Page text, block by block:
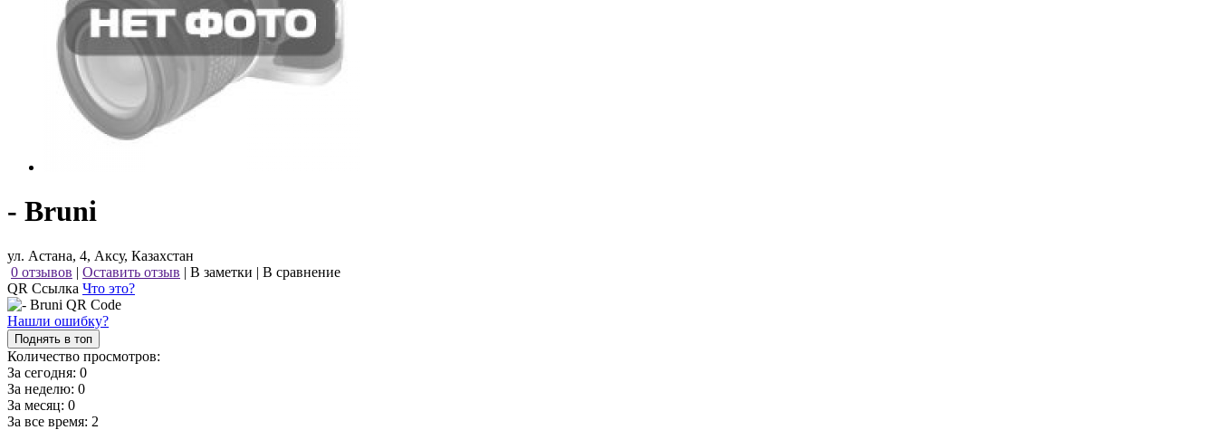
- Bruni
ул. Астана, 4, Аксу, Казахстан
0 отзывов | Оставить отзыв | В заметки | В сравнение
QR Ссылка Что это?
Нашли ошибку?
Поднять в топ
Количество просмотров:
За сегодня: 0
За неделю: 0
За месяц: 0
За все время: 2